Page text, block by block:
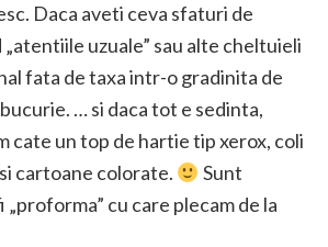
Daca aveti ceva sfaturi de
uzuale” sau alte cheltuieli
fata de taxa intr-o gradinita de
… si daca tot e sedinta,
cate un top de hartie tip xerox, coli
cartoane colorate.
Sunt
„proforma” cu care plecam de la